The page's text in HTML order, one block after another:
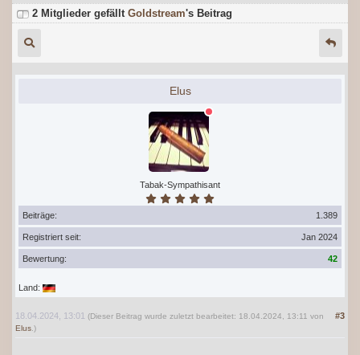
2 Mitglieder gefällt Goldstream's Beitrag
Elus
Tabak-Sympathisant
Beiträge: 1.389
Registriert seit: Jan 2024
Bewertung: 42
Land:
#3
18.04.2024, 13:01(Dieser Beitrag wurde zuletzt bearbeitet: 18.04.2024, 13:11 von
Elus .)